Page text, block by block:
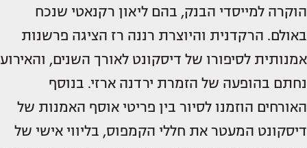
הוקרה למייסדי הבנק, בהם ליאון רקנאטי שנכח
באולם. הרקדנית והיוצרת רננה רז הציגה פרשנות
אמנותית לסיפורו של דיסקונט לאורך השנים, והאירוע
נחתם בהופעה של הזמרת ירדנה ארזי. בנוסף
האורחים הוזמנו לסיור בין פריטי אוסף האמנות של
דיסקונט המעטר את חללי הקמפוס, בליווי אישי של